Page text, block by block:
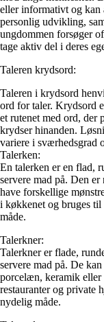
eller informativt og kan
personlig udvikling,
ungdommen forsøger
tage aktiv del i deres
Taleren krydsord:
Taleren i krydsord
ord for taler. Krydsord
et rutenet med ord, der
krydser hinanden.
variere i sværhedsgrad
Talerken:
En talerken er en flad,
servere mad på. Den
have forskellige
i køkkenet og bruges til
måde.
Talerkner:
Talerkner er flade,
servere mad på. De
porcelæn, keramik eller
restauranter og private
nydelig måde.